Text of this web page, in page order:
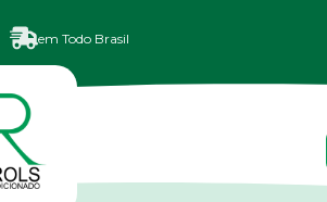
em Todo Brasil